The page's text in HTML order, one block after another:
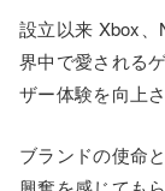
設立以来 Xbox
界中で愛される
ザー体験を向上
ブランドの使命